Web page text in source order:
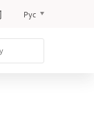
Рус
Қаз